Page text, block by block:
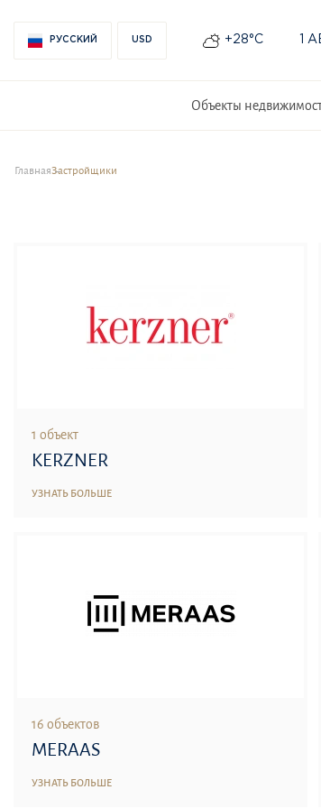
РУССКИЙ USD +28°С 1
Объекты
ГлавнаяЗастройщики
1 объект
KERZNER
УЗНАТЬ БОЛЬШЕ
16 объектов
MERAAS
УЗНАТЬ БОЛЬШЕ